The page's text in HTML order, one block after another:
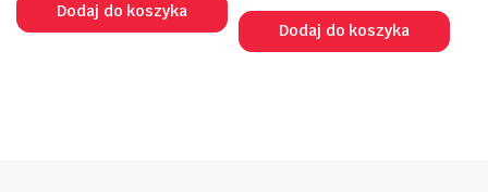
Dodaj do koszyka
Dodaj do koszyka